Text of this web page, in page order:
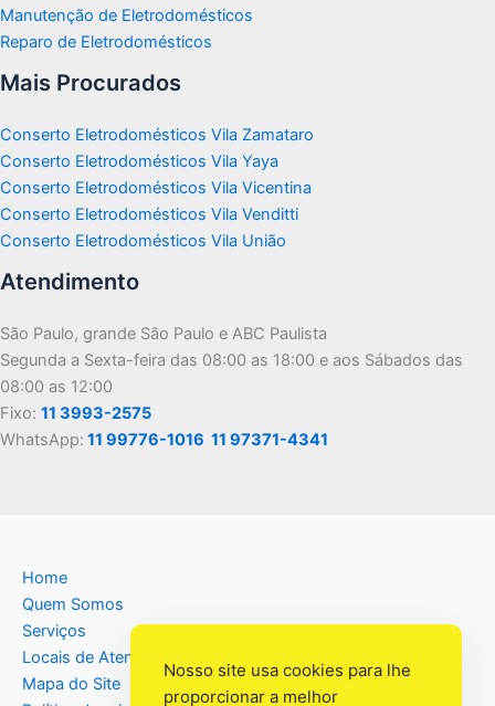
Manutenção de Eletrodomésticos
Reparo de Eletrodomésticos
Mais Procurados
Conserto Eletrodomésticos Vila Zamataro
Conserto Eletrodomésticos Vila Yaya
Conserto Eletrodomésticos Vila Vicentina
Conserto Eletrodomésticos Vila Venditti
Conserto Eletrodomésticos Vila União
Atendimento
São Paulo, grande São Paulo e ABC Paulista
Segunda a Sexta-feira das 08:00 as 18:00 e aos Sábados das
08:00 as 12:00
Fixo: 11 3993-2575
WhatsApp: 11 99776-1016 11 97371-4341
Home
Quem Somos
Serviços
Locais de Atendimento
Mapa do Site
Nosso site usa cookies para lhe
proporcionar a melhor